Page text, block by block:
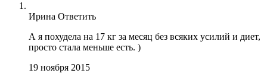
Ирина Ответить
А я похудела на 17 кг за месяц без всяких усилий и диет,
просто стала меньше есть. )
19 ноября 2015